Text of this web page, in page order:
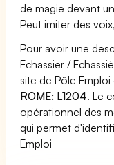
de magie devant
Peut imiter des
Pour avoir une
Echassier /
site de Pôle
ROME: L1204. Le
opérationnel des
qui permet
Emploi